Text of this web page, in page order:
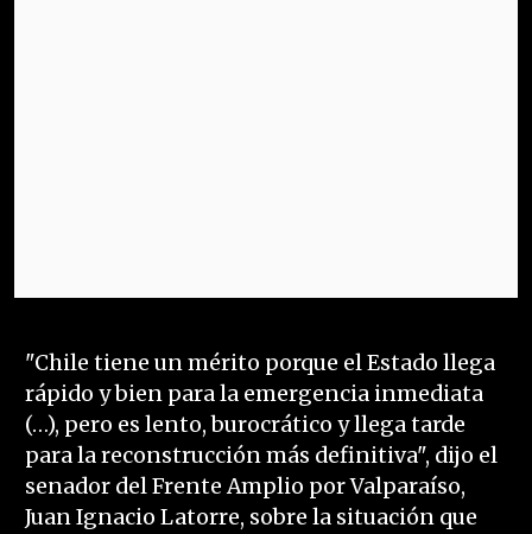
"Chile tiene un mérito porque el Estado llega
rápido y bien para la emergencia inmediata
(…), pero es lento, burocrático y llega tarde
para la reconstrucción más definitiva", dijo el
senador del Frente Amplio por Valparaíso,
Juan Ignacio Latorre, sobre la situación que